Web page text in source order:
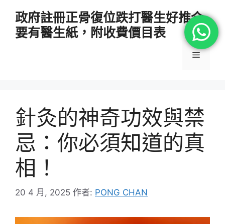
政府註冊正骨復位跌打醫生好推介
要有醫生紙，附收費價目表
選
針灸的神奇功效與禁
忌：你必須知道的真
相！
20 4 月, 2025 作者: PONG CHAN